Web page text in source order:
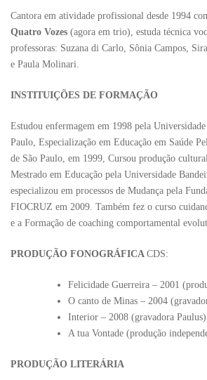
Cantora em atividade profissional desde 1994
Quatro Vozes (agora em trio), estuda técnica
professoras: Suzana di Carlo, Sônia Campos,
e Paula Molinari.
INSTITUIÇÕES DE FORMAÇÃO
Estudou enfermagem em 1998 pela
Paulo, Especialização em Educação em Saúde
de São Paulo, em 1999, Cursou produção
Mestrado em Educação pela Universidade
especializou em processos de Mudança pela
FIOCRUZ em 2009. Também fez o curso
e a Formação de coaching comportamental
PRODUÇÃO FONOGRÁFICA CDS:
Felicidade Guerreira – 2001
O canto de Minas – 2004
Interior – 2008 (gravadora
A tua Vontade (produção
PRODUÇÃO LITERÁRIA